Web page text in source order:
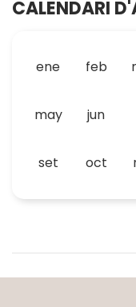
CALENDARI
ene feb
may jun
set oct